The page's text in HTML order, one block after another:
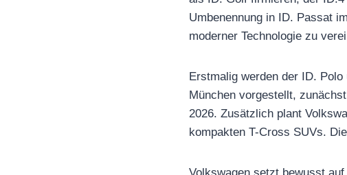
Umbenennung in ID. Passat
moderner Technologie zu
Erstmalig werden der ID.
München vorgestellt,
2026. Zusätzlich plant
kompakten T-Cross SUVs.